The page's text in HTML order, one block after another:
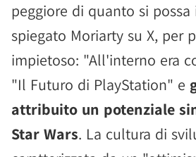
peggiore di quanto si possa
spiegato Moriarty su X, per
impietoso: "All'interno era
"Il Futuro di PlayStation" e
attribuito un potenziale
Star Wars. La cultura di